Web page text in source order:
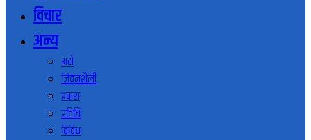
विचार
अन्य
अटो
जिवनशैली
प्रवास
प्रविधि
विविध